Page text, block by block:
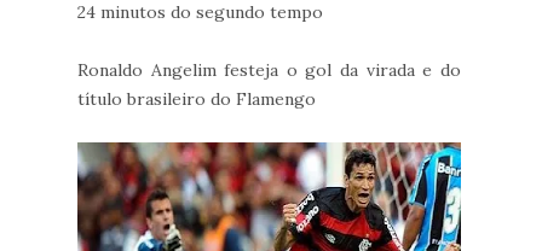
24 minutos do segundo tempo
Ronaldo Angelim festeja o gol da virada e do
título brasileiro do Flamengo